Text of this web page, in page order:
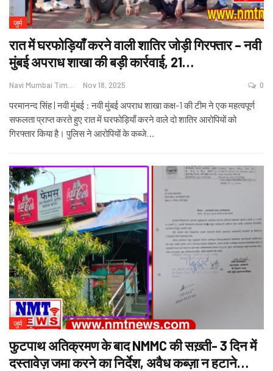
जुर्म
रात में घरफोड़ियाँ करने वाली शातिर जोड़ी गिरफ्तार – नवी
मुंबई अपराध शाखा की बड़ी कार्रवाई, 21…
Navi Mumbai Times News Nov 18, 2025 0
परमानन्द सिंह | नवी मुंबई : नवी मुंबई अपराध शाखा कक्ष-1 की टीम ने एक महत्वपूर्ण
सफलता प्राप्त करते हुए रात में घरफोड़ियाँ करने वाले दो शातिर आरोपियों को
गिरफ्तार किया है। पुलिस ने आरोपियों के कब्जे…
जुर्म
फुटपाथ अतिक्रमण के बाद NMMC की सख़्ती- 3 दिन में
दस्तावेज़ जमा करने का निर्देश, अवैध कब्ज़ा न हटाने…